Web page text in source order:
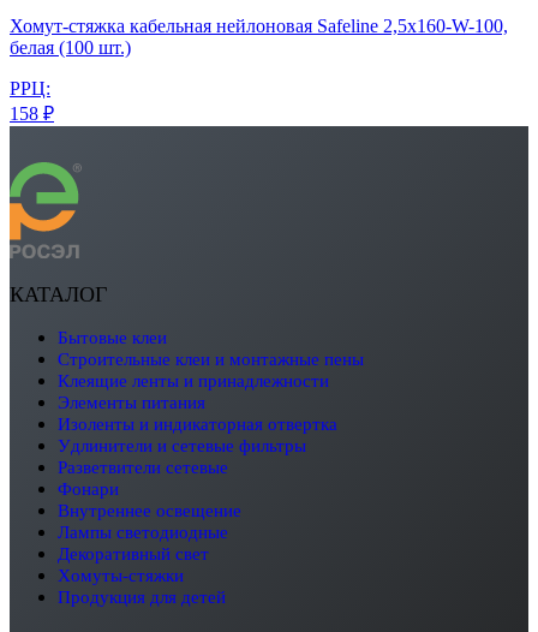
Хомут-стяжка кабельная нейлоновая Safeline 2,5x160-W-100,
белая (100 шт.)
РРЦ:
158 ₽
КАТАЛОГ
бытовые клеи
строительные клеи и монтажные пены
клеящие ленты и принадлежности
элементы питания
изоленты и индикаторная отвертка
удлинители и сетевые фильтры
разветвители сетевые
фонари
внутреннее освещение
лампы светодиодные
декоративный свет
хомуты-стяжки
продукция для детей